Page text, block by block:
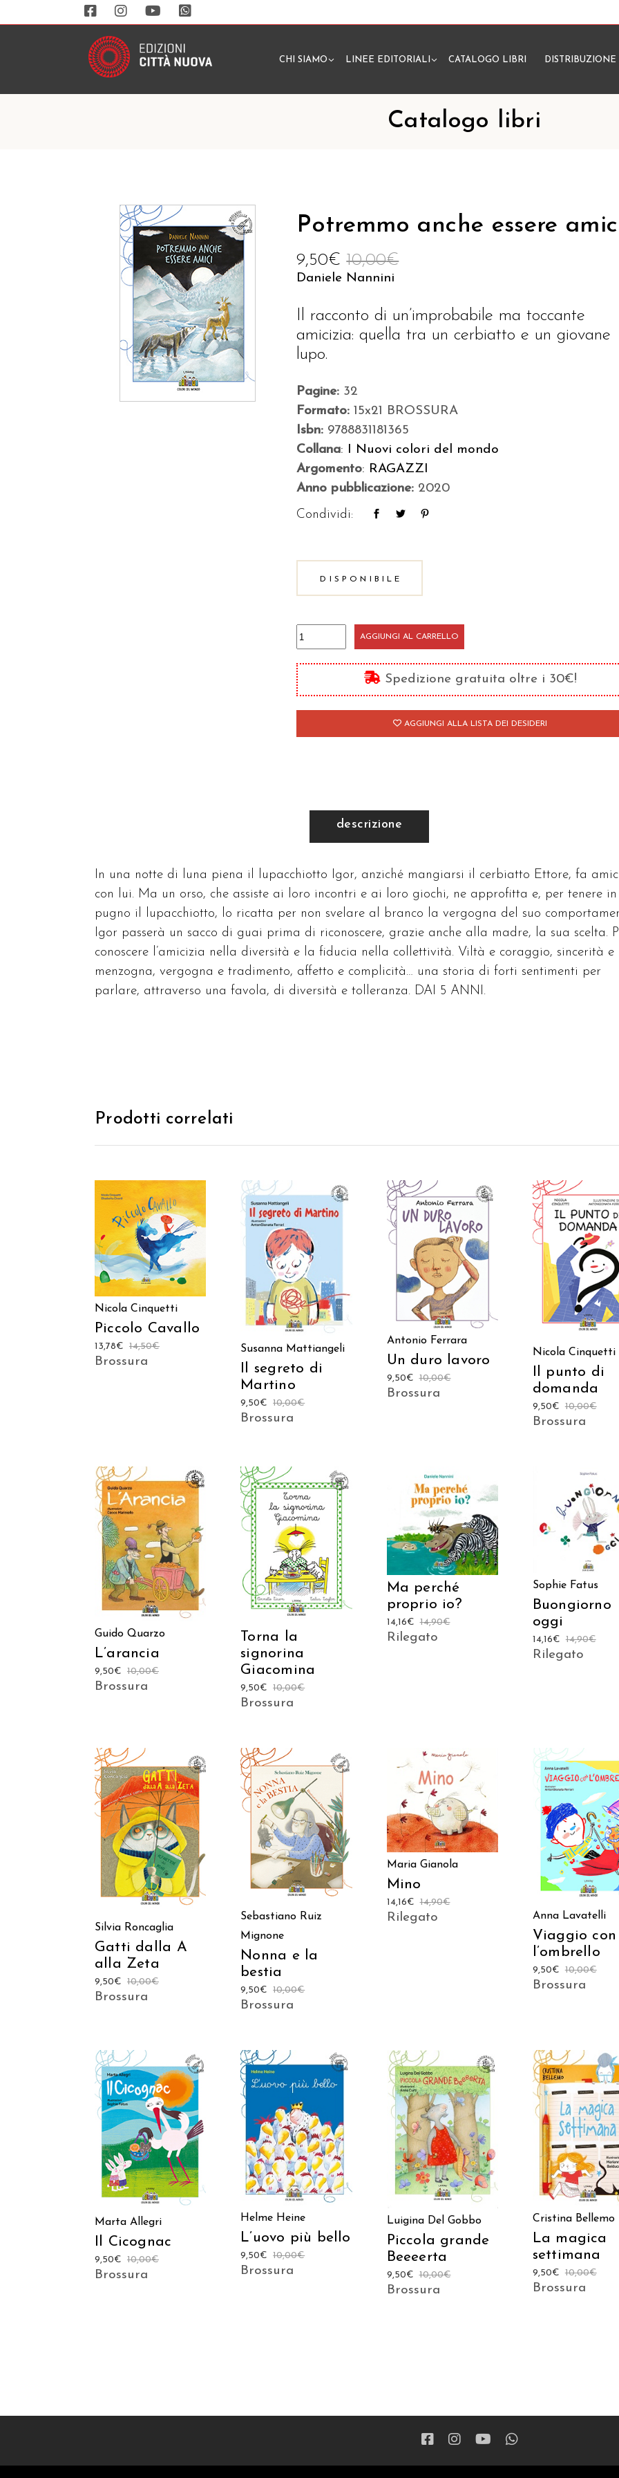
CHI SIAMO LINEE EDITORIALI CATALOGO LIBRI DISTRIBUZIONE
Catalogo libri
Potremmo anche essere
10,00€
9,50€
Daniele Nannini
Il racconto di un’improbabile ma toccante
amicizia: quella tra un cerbiatto e un giovane
lupo.
Pagine: 32
Formato:15x21 BROSSURA
Isbn: 9788831181365
Collana: I Nuovi colori del mondo
Argomento: RAGAZZI
Anno pubblicazione: 2020
Condividi:
DISPONIBILE
Potremmo
anche
essere
amici
quantità
AGGIUNGI AL CARRELLO
Spedizione gratuita oltre i 30€!
AGGIUNGI ALLA LISTA DEI DESIDERI
descrizione
In una notte di luna piena il lupacchiotto Igor, anziché mangiarsi il cerbiatto Ettore, fa
con lui. Ma un orso, che assiste ai loro incontri e ai loro giochi, ne approfitta e, per tenere in
pugno il lupacchiotto, lo ricatta per non svelare al branco la vergogna del suo
Igor passerà un sacco di guai prima di riconoscere, grazie anche alla madre, la sua scelta.
conoscere l’amicizia nella diversità e la fiducia nella collettività. Viltà e coraggio, sincerità e
menzogna, vergogna e tradimento, affetto e complicità… una storia di forti sentimenti per
parlare, attraverso una favola, di diversità e tolleranza. DAI 5 ANNI.
Prodotti correlati
AGGIUNGI AL
CARRELLO
Nicola Cinquetti
Piccolo Cavallo
14,50€
13,78€
Brossura
AGGIUNGI AL
CARRELLO
Susanna Mattiangeli
Il segreto di
Martino
10,00€
9,50€
Brossura
AGGIUNGI AL
CARRELLO
Antonio Ferrara
Un duro lavoro
10,00€
9,50€
Brossura
AGGIUNGI AL
CARRELLO
Nicola Cinquetti
Il punto di
domanda
10,00€
9,50€
Brossura
AGGIUNGI AL
CARRELLO
Guido Quarzo
L’arancia
10,00€
9,50€
Brossura
AGGIUNGI AL
CARRELLO
Torna la
signorina
Giacomina
10,00€
9,50€
Brossura
AGGIUNGI AL
CARRELLO
Ma perché
proprio io?
14,90€
14,16€
Rilegato
AGGIUNGI AL
CARRELLO
Sophie Fatus
Buongiorno
oggi
14,90€
14,16€
Rilegato
AGGIUNGI AL
CARRELLO
Silvia Roncaglia
Gatti dalla A
alla Zeta
10,00€
9,50€
Brossura
AGGIUNGI AL
CARRELLO
Sebastiano Ruiz
Mignone
Nonna e la
bestia
10,00€
9,50€
Brossura
AGGIUNGI AL
CARRELLO
Maria Gianola
Mino
14,90€
14,16€
Rilegato
AGGIUNGI AL
CARRELLO
Anna Lavatelli
Viaggio con
l’ombrello
10,00€
9,50€
Brossura
AGGIUNGI AL
CARRELLO
Marta Allegri
Il Cicognac
10,00€
9,50€
Brossura
AGGIUNGI AL
CARRELLO
Helme Heine
L’uovo più bello
10,00€
9,50€
Brossura
AGGIUNGI AL
CARRELLO
Luigina Del Gobbo
Piccola grande
Beeeerta
10,00€
9,50€
Brossura
AGGIUNGI AL
CARRELLO
Cristina Bellemo
La magica
settimana
10,00€
9,50€
Brossura